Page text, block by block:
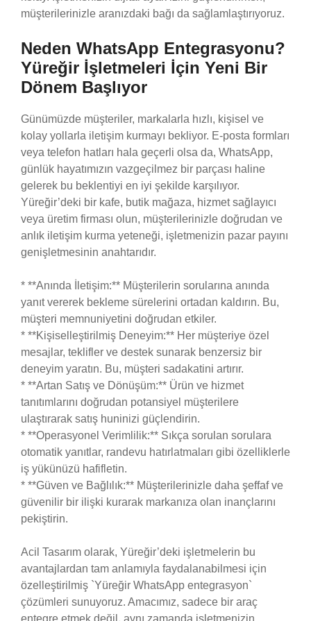
müşterilerinizle aranızdaki bağı da sağlamlaştırıyoruz.
Neden WhatsApp Entegrasyonu?
Yüreğir İşletmeleri İçin Yeni Bir
Dönem Başlıyor
Günümüzde müşteriler, markalarla hızlı, kişisel ve
kolay yollarla iletişim kurmayı bekliyor. E-posta formları
veya telefon hatları hala geçerli olsa da, WhatsApp,
günlük hayatımızın vazgeçilmez bir parçası haline
gelerek bu beklentiyi en iyi şekilde karşılıyor.
Yüreğir’deki bir kafe, butik mağaza, hizmet sağlayıcı
veya üretim firması olun, müşterilerinizle doğrudan ve
anlık iletişim kurma yeteneği, işletmenizin pazar payını
genişletmesinin anahtarıdır.
* **Anında İletişim:** Müşterilerin sorularına anında
yanıt vererek bekleme sürelerini ortadan kaldırın. Bu,
müşteri memnuniyetini doğrudan etkiler.
* **Kişiselleştirilmiş Deneyim:** Her müşteriye özel
mesajlar, teklifler ve destek sunarak benzersiz bir
deneyim yaratın. Bu, müşteri sadakatini artırır.
* **Artan Satış ve Dönüşüm:** Ürün ve hizmet
tanıtımlarını doğrudan potansiyel müşterilere
ulaştırarak satış huninizi güçlendirin.
* **Operasyonel Verimlilik:** Sıkça sorulan sorulara
otomatik yanıtlar, randevu hatırlatmaları gibi özelliklerle
iş yükünüzü hafifletin.
* **Güven ve Bağlılık:** Müşterilerinizle daha şeffaf ve
güvenilir bir ilişki kurarak markanıza olan inançlarını
pekiştirin.
Acil Tasarım olarak, Yüreğir’deki işletmelerin bu
avantajlardan tam anlamıyla faydalanabilmesi için
özelleştirilmiş `Yüreğir WhatsApp entegrasyon`
çözümleri sunuyoruz. Amacımız, sadece bir araç
entegre etmek değil, aynı zamanda işletmenizin